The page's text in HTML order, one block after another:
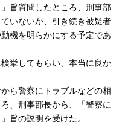
旨質問したところ、刑事部
いないが、引き続き被疑者
機を明らかにする予定であ
挙してもらい、本当に良か
ら警察にトラブルなどの相
、刑事部長から、「警察に
旨の説明を受けた。